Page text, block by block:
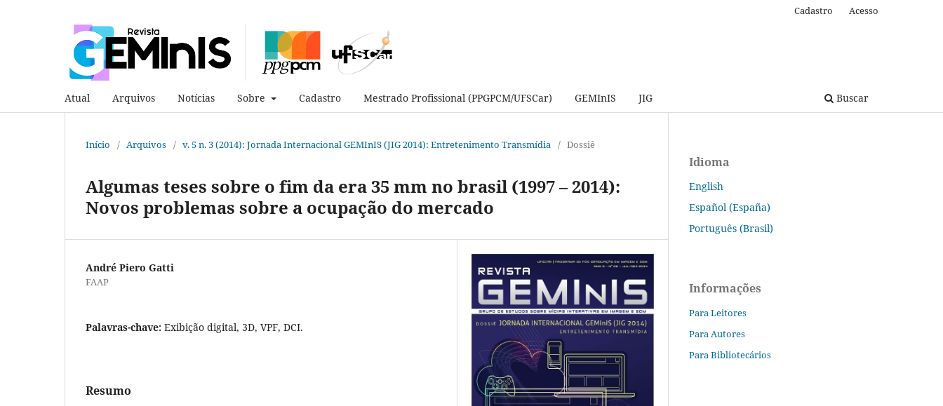
Atual Arquivos Notícias Sobre Cadastro Mestrado Profissional (PPGPCM/UFSCar) GEMInIS JIG Buscar
Cadastro Acesso
Início / Arquivos / v. 5 n. 3 (2014): Jornada Internacional GEMInIS (JIG 2014): Entretenimento Transmídia / Dossiê
Algumas teses sobre o fim da era 35 mm no brasil (1997 – 2014):
Novos problemas sobre a ocupação do mercado
André Piero Gatti
FAAP
Palavras-chave: Exibição digital, 3D, VPF, DCI.
Resumo
Idioma
English
Español (España)
Português (Brasil)
Informações
Para Leitores
Para Autores
Para Bibliotecários